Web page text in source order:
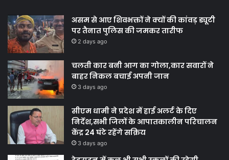
असम से आए शिवभक्तों ने क्यों की कांवड़ ड्यूटी
पर तैनात पुलिस की जमकर तारीफ
2 days ago
चलती कार बनी आग का गोला,कार सवारों ने
बाहर निकल बचाई अपनी जान
3 days ago
सीएम धामी ने प्रदेश में हाई अलर्ट के दिए
निर्देश,सभी जिलों के आपातकालीन परिचालन
केंद्र 24 घंटे रहेंगे सक्रिय
3 days ago